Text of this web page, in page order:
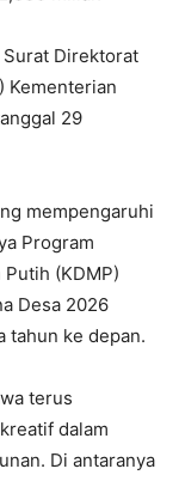
Direktorat
Kementerian
29
mempengaruhi
Program
(KDMP)
Desa 2026
tahun ke depan.
terus
dalam
Di antaranya